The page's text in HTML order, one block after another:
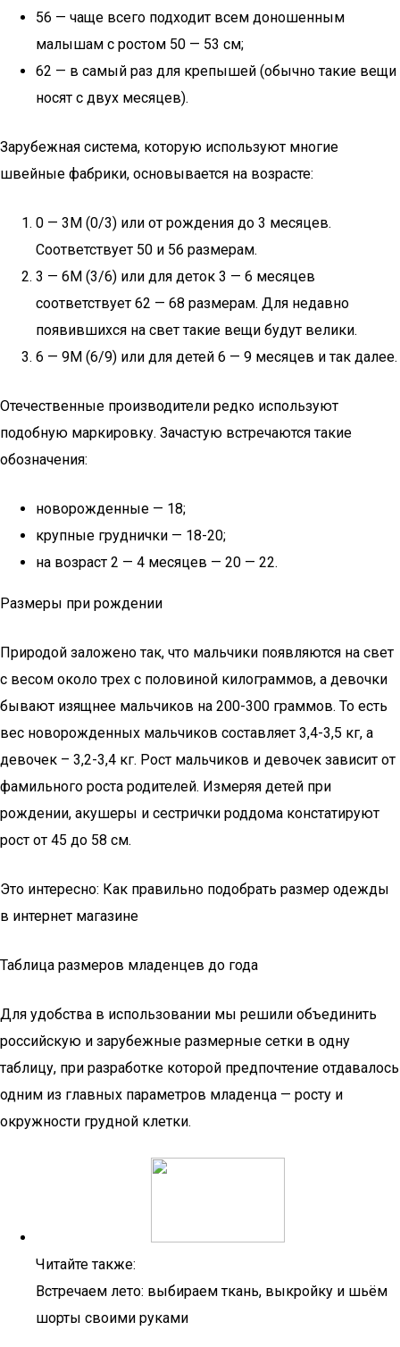
56 — чаще всего подходит всем доношенным
малышам с ростом 50 — 53 см;
62 — в самый раз для крепышей (обычно такие вещи
носят с двух месяцев).
Зарубежная система, которую используют многие
швейные фабрики, основывается на возрасте:
0 — 3М (0/3) или от рождения до 3 месяцев.
Соответствует 50 и 56 размерам.
3 — 6М (3/6) или для деток 3 — 6 месяцев
соответствует 62 — 68 размерам. Для недавно
появившихся на свет такие вещи будут велики.
6 — 9М (6/9) или для детей 6 — 9 месяцев и так далее.
Отечественные производители редко используют
подобную маркировку. Зачастую встречаются такие
обозначения:
новорожденные — 18;
крупные груднички — 18-20;
на возраст 2 — 4 месяцев — 20 — 22.
Размеры при рождении
Природой заложено так, что мальчики появляются на свет
с весом около трех с половиной килограммов, а девочки
бывают изящнее мальчиков на 200-300 граммов. То есть
вес новорожденных мальчиков составляет 3,4-3,5 кг, а
девочек – 3,2-3,4 кг. Рост мальчиков и девочек зависит от
фамильного роста родителей. Измеряя детей при
рождении, акушеры и сестрички роддома констатируют
рост от 45 до 58 см.
Это интересно: Как правильно подобрать размер одежды
в интернет магазине
Таблица размеров младенцев до года
Для удобства в использовании мы решили объединить
российскую и зарубежные размерные сетки в одну
таблицу, при разработке которой предпочтение отдавалось
одним из главных параметров младенца — росту и
окружности грудной клетки.
Читайте также:
Встречаем лето: выбираем ткань, выкройку и шьём
шорты своими руками